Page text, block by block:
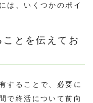
は、いくつかのポイ
とを伝えてお
することで、必要に
で終活について前向